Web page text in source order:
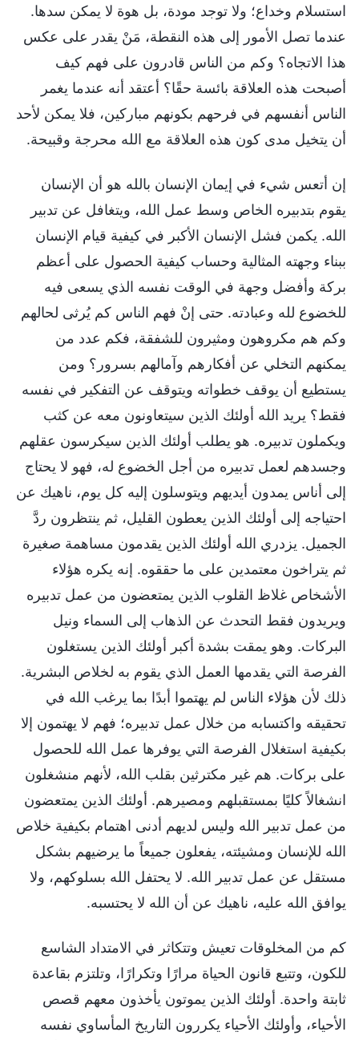
استسلام وخداع؛ ولا توجد مودة، بل هوة لا يمكن سدها.
عندما تصل الأمور إلى هذه النقطة، مَنْ يقدر على عكس
هذا الاتجاه؟ وكم من الناس قادرون على فهم كيف
أصبحت هذه العلاقة بائسة حقًا؟ أعتقد أنه عندما يغمر
الناس أنفسهم في فرحهم بكونهم مباركين، فلا يمكن لأحد
أن يتخيل مدى كون هذه العلاقة مع الله محرجة وقبيحة.
إن أتعس شيء في إيمان الإنسان بالله هو أن الإنسان
يقوم بتدبيره الخاص وسط عمل الله، ويتغافل عن تدبير
الله. يكمن فشل الإنسان الأكبر في كيفية قيام الإنسان
ببناء وجهته المثالية وحساب كيفية الحصول على أعظم
بركة وأفضل وجهة في الوقت نفسه الذي يسعى فيه
للخضوع لله وعبادته. حتى إنْ فهم الناس كم يُرثى لحالهم
وكم هم مكروهون ومثيرون للشفقة، فكم عدد من
يمكنهم التخلي عن أفكارهم وآمالهم بسرور؟ ومن
يستطيع أن يوقف خطواته ويتوقف عن التفكير في نفسه
فقط؟ يريد الله أولئك الذين سيتعاونون معه عن كثب
ويكملون تدبيره. هو يطلب أولئك الذين سيكرسون عقلهم
وجسدهم لعمل تدبيره من أجل الخضوع له، فهو لا يحتاج
إلى أناس يمدون أيديهم ويتوسلون إليه كل يوم، ناهيك عن
احتياجه إلى أولئك الذين يعطون القليل، ثم ينتظرون ردَّ
الجميل. يزدري الله أولئك الذين يقدمون مساهمة صغيرة
ثم يتراخون معتمدين على ما حققوه. إنه يكره هؤلاء
الأشخاص غلاظ القلوب الذين يمتعضون من عمل تدبيره
ويريدون فقط التحدث عن الذهاب إلى السماء ونيل
البركات. وهو يمقت بشدة أكبر أولئك الذين يستغلون
الفرصة التي يقدمها العمل الذي يقوم به لخلاص البشرية.
ذلك لأن هؤلاء الناس لم يهتموا أبدًا بما يرغب الله في
تحقيقه واكتسابه من خلال عمل تدبيره؛ فهم لا يهتمون إلا
بكيفية استغلال الفرصة التي يوفرها عمل الله للحصول
على بركات. هم غير مكترثين بقلب الله، لأنهم منشغلون
انشغالاً كليًا بمستقبلهم ومصيرهم. أولئك الذين يمتعضون
من عمل تدبير الله وليس لديهم أدنى اهتمام بكيفية خلاص
الله للإنسان ومشيئته، يفعلون جميعاً ما يرضيهم بشكل
مستقل عن عمل تدبير الله. لا يحتفل الله بسلوكهم، ولا
يوافق الله عليه، ناهيك عن أن الله لا يحتسبه.
كم من المخلوقات تعيش وتتكاثر في الامتداد الشاسع
للكون، وتتبع قانون الحياة مرارًا وتكرارًا، وتلتزم بقاعدة
ثابتة واحدة. أولئك الذين يموتون يأخذون معهم قصص
الأحياء، وأولئك الأحياء يكررون التاريخ المأساوي نفسه